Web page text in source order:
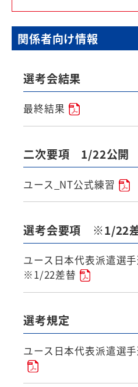
関係者向け情報
選考会結果
最終結果
二次要項 1/22公開
ユース_NT公式練習
選考会要項 ※1/22
ユース日本代表派遣選
※1/22差替
選考規定
ユース日本代表派遣選